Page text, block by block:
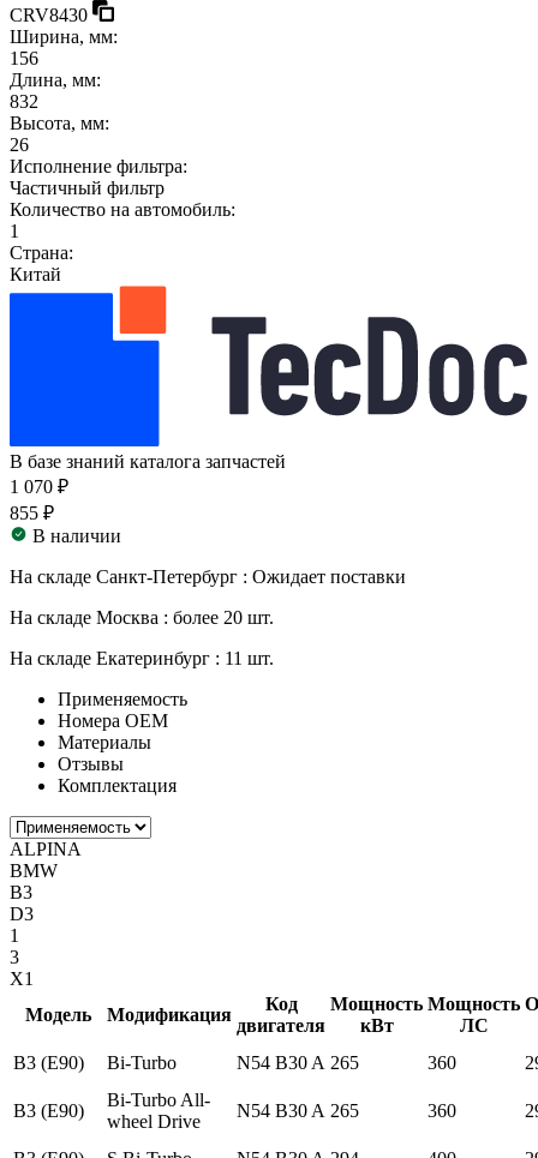
CRV8430
Ширина, мм:
156
Длина, мм:
832
Высота, мм:
26
Исполнение фильтра:
Частичный фильтр
Количество на автомобиль:
1
Страна:
Китай
В базе знаний каталога запчастей
1 070 ₽
855 ₽
В наличии
На складе Санкт-Петербург : Ожидает поставки
На складе Москва : более 20 шт.
На складе Екатеринбург : 11 шт.
Применяемость
Номера ОЕМ
Материалы
Отзывы
Комплектация
ALPINA
BMW
B3
D3
1
3
X1
Модель
Модификация
Код
двигателя
Мощность
кВт
Мощность
ЛС
B3 (E90)
Bi-Turbo N54 B30 A 265 360
B3 (E90)
Bi-Turbo All-
wheel Drive
N54 B30 A 265 360